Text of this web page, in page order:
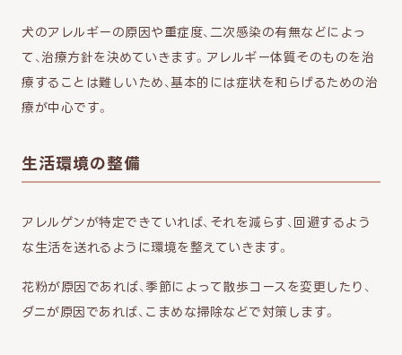
犬のアレルギーの原因や重症度、二次感染の有無などによっ
て、治療方針を決めていきます。アレルギー体質そのものを治
療することは難しいため、基本的には症状を和らげるための治
療が中心です。
生活環境の整備
アレルゲンが特定できていれば、それを減らす、回避するよう
な生活を送れるように環境を整えていきます。
花粉が原因であれば、季節によって散歩コースを変更したり、
ダニが原因であれば、こまめな掃除などで対策します。